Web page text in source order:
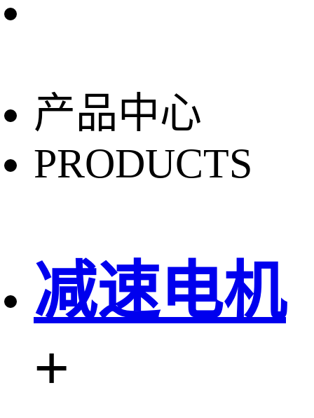
产品中心
PRODUCTS
减速电机
+